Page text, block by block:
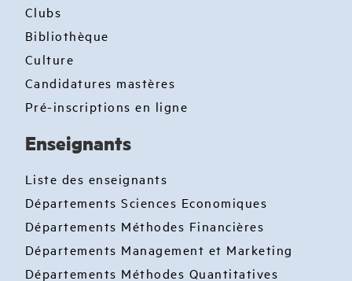
Clubs
Bibliothèque
Culture
Candidatures mastères
Pré-inscriptions en ligne
Enseignants
Liste des enseignants
Départements Sciences Economiques
Départements Méthodes Financières
Départements Management et Marketing
Départements Méthodes Quantitatives